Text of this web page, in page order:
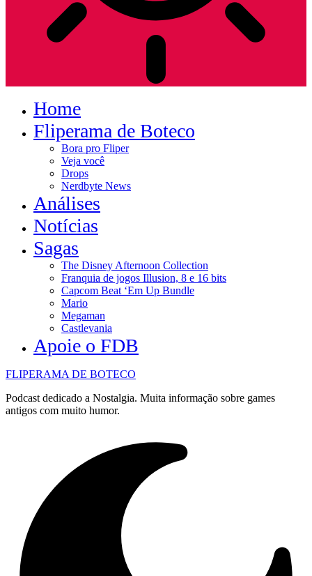
Home
Fliperama de Boteco
Bora pro Fliper
Veja você
Drops
Nerdbyte News
Análises
Notícias
Sagas
The Disney Afternoon Collection
Franquia de jogos Illusion, 8 e 16 bits
Capcom Beat ‘Em Up Bundle
Mario
Megaman
Castlevania
Apoie o FDB
FLIPERAMA DE BOTECO
Podcast dedicado a Nostalgia. Muita informação sobre games
antigos com muito humor.